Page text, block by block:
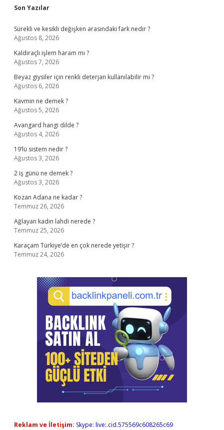
Sidebar
Son Yazılar
Sürekli ve kesikli değişken arasındaki fark nedir ?
Ağustos 8, 2026
Kaldıraçlı işlem haram mı ?
Ağustos 7, 2026
Beyaz giysiler için renkli deterjan kullanılabilir mi ?
Ağustos 6, 2026
Kavmin ne demek ?
Ağustos 5, 2026
Avangard hangi dilde ?
Ağustos 4, 2026
19’lü sistem nedir ?
Ağustos 3, 2026
2 iş günü ne demek ?
Ağustos 3, 2026
Kozan Adana ne kadar ?
Temmuz 26, 2026
Ağlayan kadın lahdi nerede ?
Temmuz 25, 2026
Karaçam Türkiye’de en çok nerede yetişir ?
Temmuz 24, 2026
Reklam ve İletişim: Skype: live:.cid.575569c608265c69